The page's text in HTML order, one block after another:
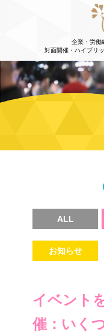
企業・労働
対面開催・ハイブリ
ALL
お知らせ
イベント
催：いく